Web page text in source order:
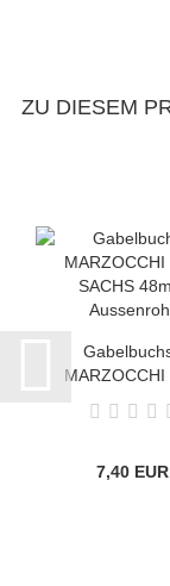
ZU DIESEM
MARZOCCHI
7,40 EUR